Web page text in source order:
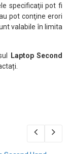
specificaţii pot fi
pot conţine erori
valabile în limita
Laptop Second